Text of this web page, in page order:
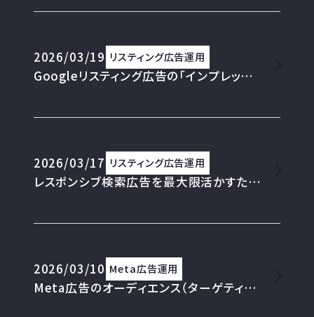
2026/03/19 リスティング広告運用
Googleリスティング広告の「インプレッションシェア」が低いときに見るべき数字と改善アクション
2026/03/17 リスティング広告運用
レスポンシブ検索広告を最大限活かすための広告文の書き方[完全ガイド]
2026/03/10 Meta広告運用
Meta広告のオーディエンス（ターゲティング）分析完全ガイド